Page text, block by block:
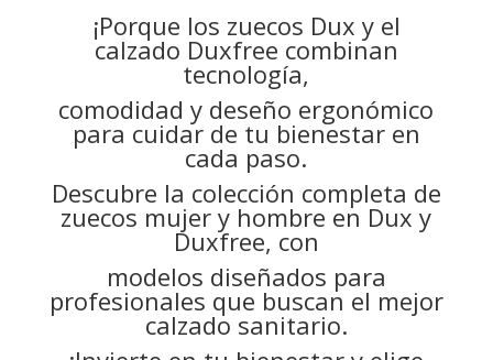
¡Porque los zuecos Dux y el
calzado Duxfree combinan
tecnología,
comodidad y deseño ergonómico
para cuidar de tu bienestar en
cada paso.
Descubre la colección completa de
zuecos mujer y hombre en Dux y
Duxfree, con
modelos diseñados para
profesionales que buscan el mejor
calzado sanitario.